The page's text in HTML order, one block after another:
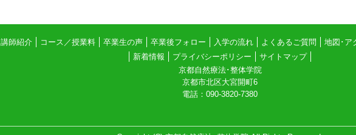
講師紹介 コース／授業料 卒業生の声 卒業後フォロー 入学の流れ よくあるご質問
地図･ア
新着情報
プライバシーポリシー
サイトマップ
京都自然療法･整体学院
京都市北区大宮開町6
電話：090-3820-7380